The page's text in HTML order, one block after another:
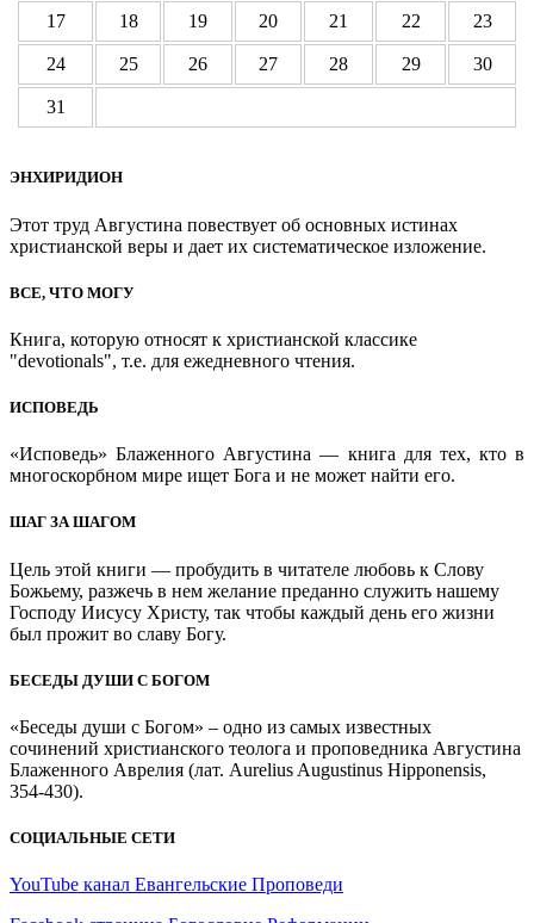
17 18 19 20 21 22 23
24 25 26 27 28 29 30
31
ЭНХИРИДИОН
Этот труд Августина повествует об основных истинах
христианской веры и дает их систематическое изложение.
ВСЕ, ЧТО МОГУ
Книга, которую относят к христианской классике
"devotionals", т.е. для ежедневного чтения.
ИСПОВЕДЬ
«Исповедь» Блаженного Августина — книга для тех, кто в
многоскорбном мире ищет Бога и не может найти его.
ШАГ ЗА ШАГОМ
Цель этой книги — пробудить в читателе любовь к Слову
Божьему, разжечь в нем желание преданно служить нашему
Господу Иисусу Христу, так чтобы каждый день его жизни
был прожит во славу Богу.
БЕСЕДЫ ДУШИ С БОГОМ
«Беседы души с Богом» – одно из самых известных
сочинений христианского теолога и проповедника Августина
Блаженного Аврелия (лат. Aurelius Augustinus Hipponensis,
354-430).
СОЦИАЛЬНЫЕ СЕТИ
YouTube канал Евангельские Проповеди